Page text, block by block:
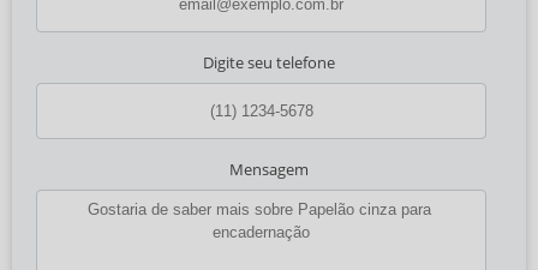
Digite seu telefone
Mensagem